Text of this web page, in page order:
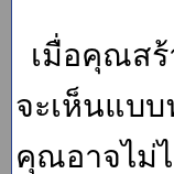
เมื่อคุณส
จะเห็นแบ
คุณอาจไม่